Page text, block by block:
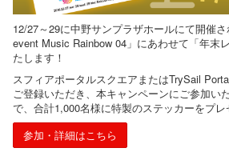
12/27～29に中野サンプラザホールにて開催
event Music Rainbow 04」にあわせて「年末
たします！
スフィアポータルスクエアまたはTrySail
ご登録いただき、本キャンペーンにご参加い
で、合計1,000名様に特製のステッカーをプレ
参加・詳細はこちら